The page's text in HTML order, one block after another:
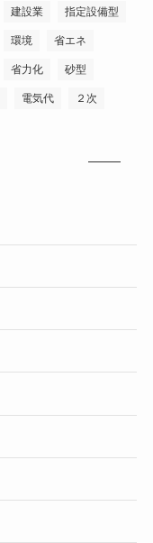
建設業 指定設備型
環境 省エネ
省力化 砂型
電気代 ２次